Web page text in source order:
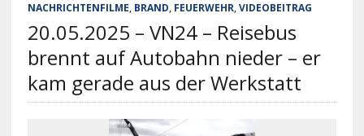
NACHRICHTENFILME, BRAND, FEUERWEHR,VIDEOBEITRAG
20.05.2025 – VN24 – Reisebus
brennt auf Autobahn nieder – er
kam gerade aus der Werkstatt